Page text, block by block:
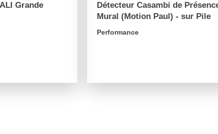
Grande
Détecteur Casambi de
Mural (Motion Paul) - sur Pile
Performance